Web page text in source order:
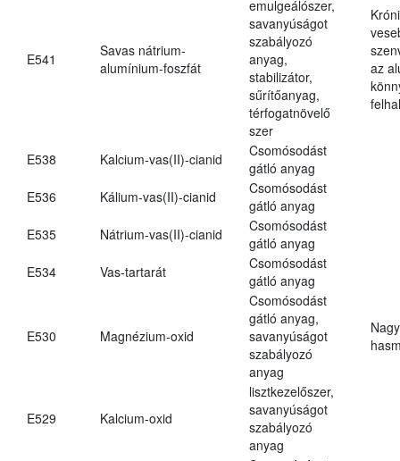
E541
Savas nátrium-
alumínium-foszfát
emulgeálószer,
savanyúságot
szabályozó
anyag,
stabilizátor,
sűrítőanyag,
térfogatnövelő
szer
az
E538 Kalcium-vas(II)-cianid
Csomósodást
gátló anyag
E536
Kálium-vas(II)-cianid
Csomósodást
gátló anyag
E535
Nátrium-vas(II)-cianid
Csomósodást
gátló anyag
E534
Vas-tartarát
Csomósodást
gátló anyag
E530 Magnézium-oxid
Csomósodást
gátló anyag,
savanyúságot
szabályozó
anyag
E529 Kalcium-oxid
lisztkezelőszer,
savanyúságot
szabályozó
anyag